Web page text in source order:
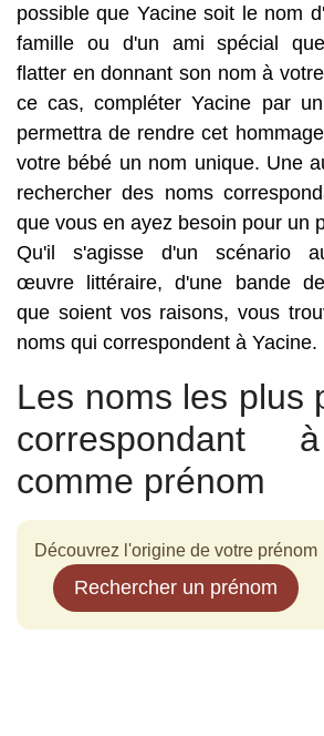
possible que Yacine soit le nom
famille ou d'un ami spécial
flatter en donnant son nom à
ce cas, compléter Yacine par
permettra de rendre cet
votre bébé un nom unique. Une
rechercher des noms
que vous en ayez besoin pour un
Qu'il s'agisse d'un scénario
œuvre littéraire, d'une bande
que soient vos raisons, vous
noms qui correspondent à Yacine.
Les noms les plus
correspondant
comme prénom
Découvrez l'origine de votre prénom
Rechercher un prénom